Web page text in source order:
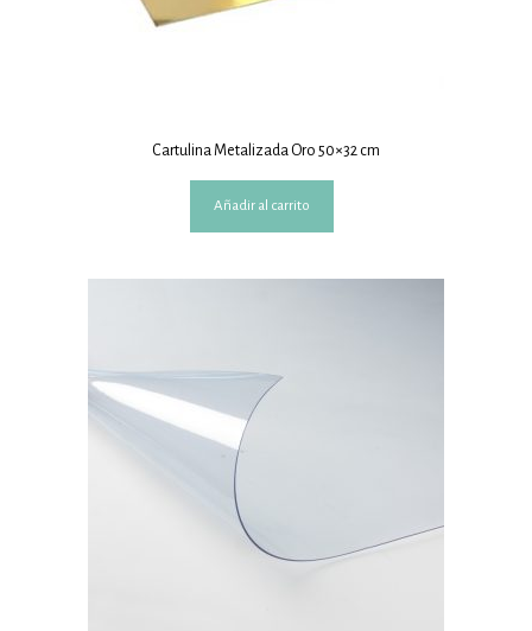
Cartulina Metalizada Oro 50×32 cm
Añadir al carrito